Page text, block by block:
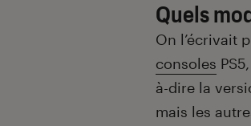
Quels
On l’écrivait
consoles
à-dire la
mais les